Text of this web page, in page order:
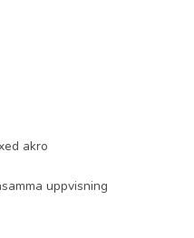
akro
uppvisning